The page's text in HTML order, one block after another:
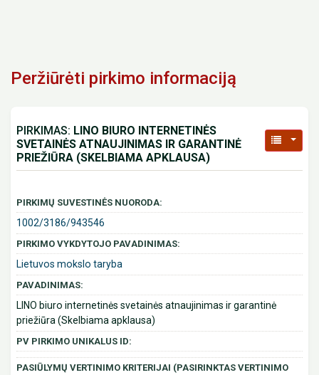
Peržiūrėti pirkimo informaciją
PIRKIMAS: LINO BIURO INTERNETINĖS
SVETAINĖS ATNAUJINIMAS IR GARANTINĖ
PRIEŽIŪRA (SKELBIAMA APKLAUSA)
PIRKIMŲ SUVESTINĖS NUORODA:
1002/3186/943546
PIRKIMO VYKDYTOJO PAVADINIMAS:
Lietuvos mokslo taryba
PAVADINIMAS:
LINO biuro internetinės svetainės atnaujinimas ir garantinė
priežiūra (Skelbiama apklausa)
PV PIRKIMO UNIKALUS ID:
PASIŪLYMŲ VERTINIMO KRITERIJAI (PASIRINKTAS VERTINIMO